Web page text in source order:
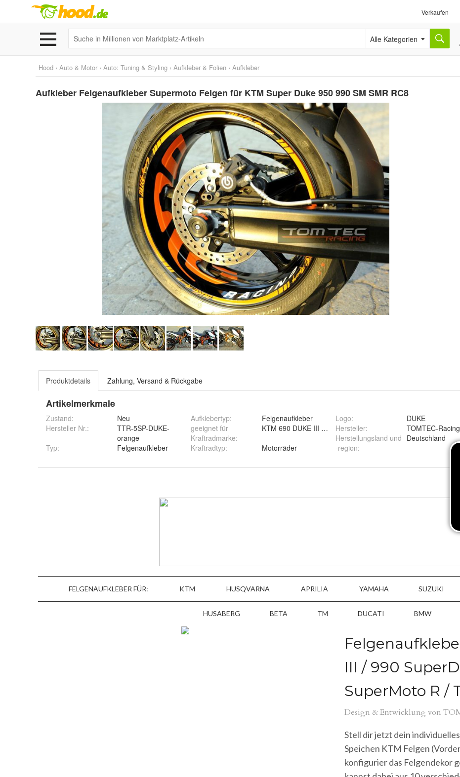
Verkaufen
Alle Kategorien
Hood › Auto & Motor › Auto: Tuning & Styling › Aufkleber & Folien › Aufkleber
Aufkleber Felgenaufkleber Supermoto Felgen für KTM Super Duke 950 990 SM SMR RC8
Produktdetails Zahlung, Versand & Rückgabe
Artikelmerkmale
Zustand:
Neu
Hersteller Nr.:
TTR-5SP-DUKE-
orange
Typ: Felgenaufkleber
Aufklebertyp:
Felgenaufkleber
geeignet für
Kraftradmarke:
KTM 690 DUKE III / 950 990 Superduke SD SM SMT SMR
Kraftradtyp: Motorräder
Logo:
DUKE
Hersteller:
TOMTEC-Racing
Herstellungsland und
-region:
Deutschland